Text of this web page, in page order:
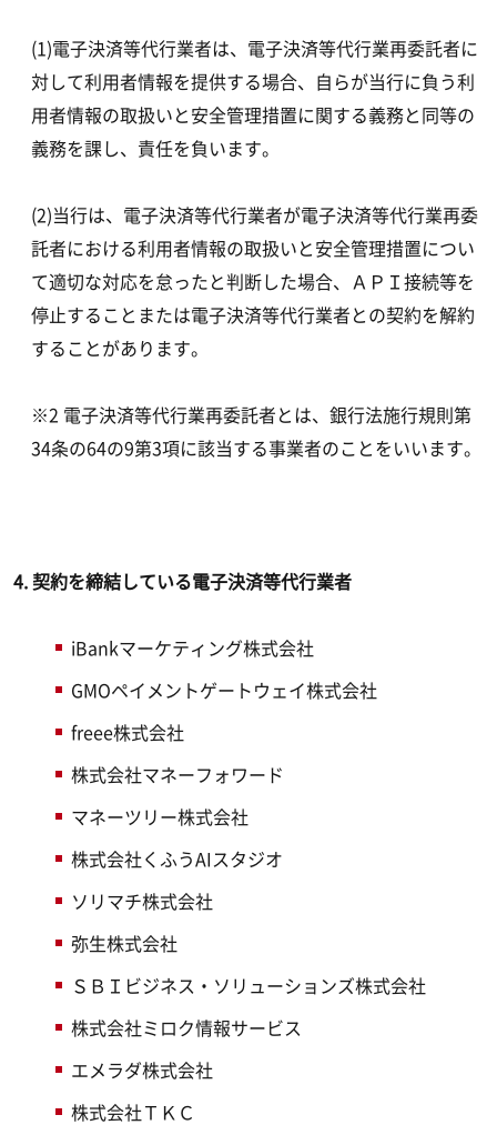
(1)電子決済等代行業者は、電子決済等代行業再委託者に
対して利用者情報を提供する場合、自らが当行に負う利
用者情報の取扱いと安全管理措置に関する義務と同等の
義務を課し、責任を負います。
(2)当行は、電子決済等代行業者が電子決済等代行業再委
託者における利用者情報の取扱いと安全管理措置につい
て適切な対応を怠ったと判断した場合、ＡＰＩ接続等を
停止することまたは電子決済等代行業者との契約を解約
することがあります。
※2 電子決済等代行業再委託者とは、銀行法施行規則第
34条の64の9第3項に該当する事業者のことをいいます。
4. 契約を締結している電子決済等代行業者
iBankマーケティング株式会社
GMOペイメントゲートウェイ株式会社
freee株式会社
株式会社マネーフォワード
マネーツリー株式会社
株式会社くふうAIスタジオ
ソリマチ株式会社
弥生株式会社
ＳＢＩビジネス・ソリューションズ株式会社
株式会社ミロク情報サービス
エメラダ株式会社
株式会社ＴＫＣ